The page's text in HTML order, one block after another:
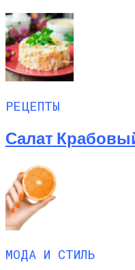
РЕЦЕПТЫ
Салат
МОДА И СТИЛЬ